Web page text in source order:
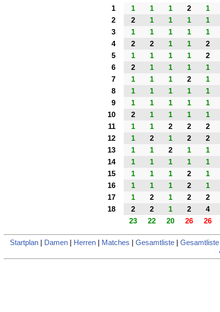
1 1 1 1 2
1
2
2 1 1 1
1
3
1 1 1 1
1
4
2 2 1 1
2
5
1 1 1 1
2
6
2 1 1 1
1
7
1 1 1 2
1
8
1 1 1 1
1
9
1 1 1 1
1
10
2 1 1 1
1
11
1 1 2 2
2
12
1 2 1 2
2
13
1 1 2 1
1
14
1 1 1 1
1
15
1 1 1 2
1
16
1 1 1 2
1
17
1 2 1 2
2
18
2 2 1 2
4
23
22 20 26 26
Startplan| Damen| Herren| Matches Gesamtliste|